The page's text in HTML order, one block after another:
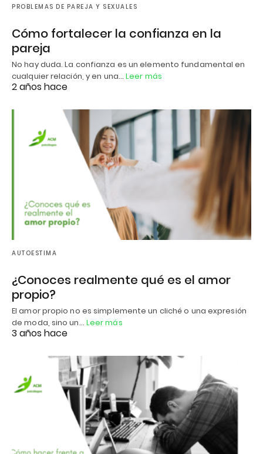
PROBLEMAS DE PAREJA Y SEXUALES
Cómo fortalecer la confianza en la
pareja
No hay duda. La confianza es un elemento fundamental en
cualquier relación, y en una…Leer más
2 años hace
AUTOESTIMA
¿Conoces realmente qué es el amor
propio?
El amor propio no es simplemente un cliché o una expresión
de moda, sino un… Leer más
3 años hace